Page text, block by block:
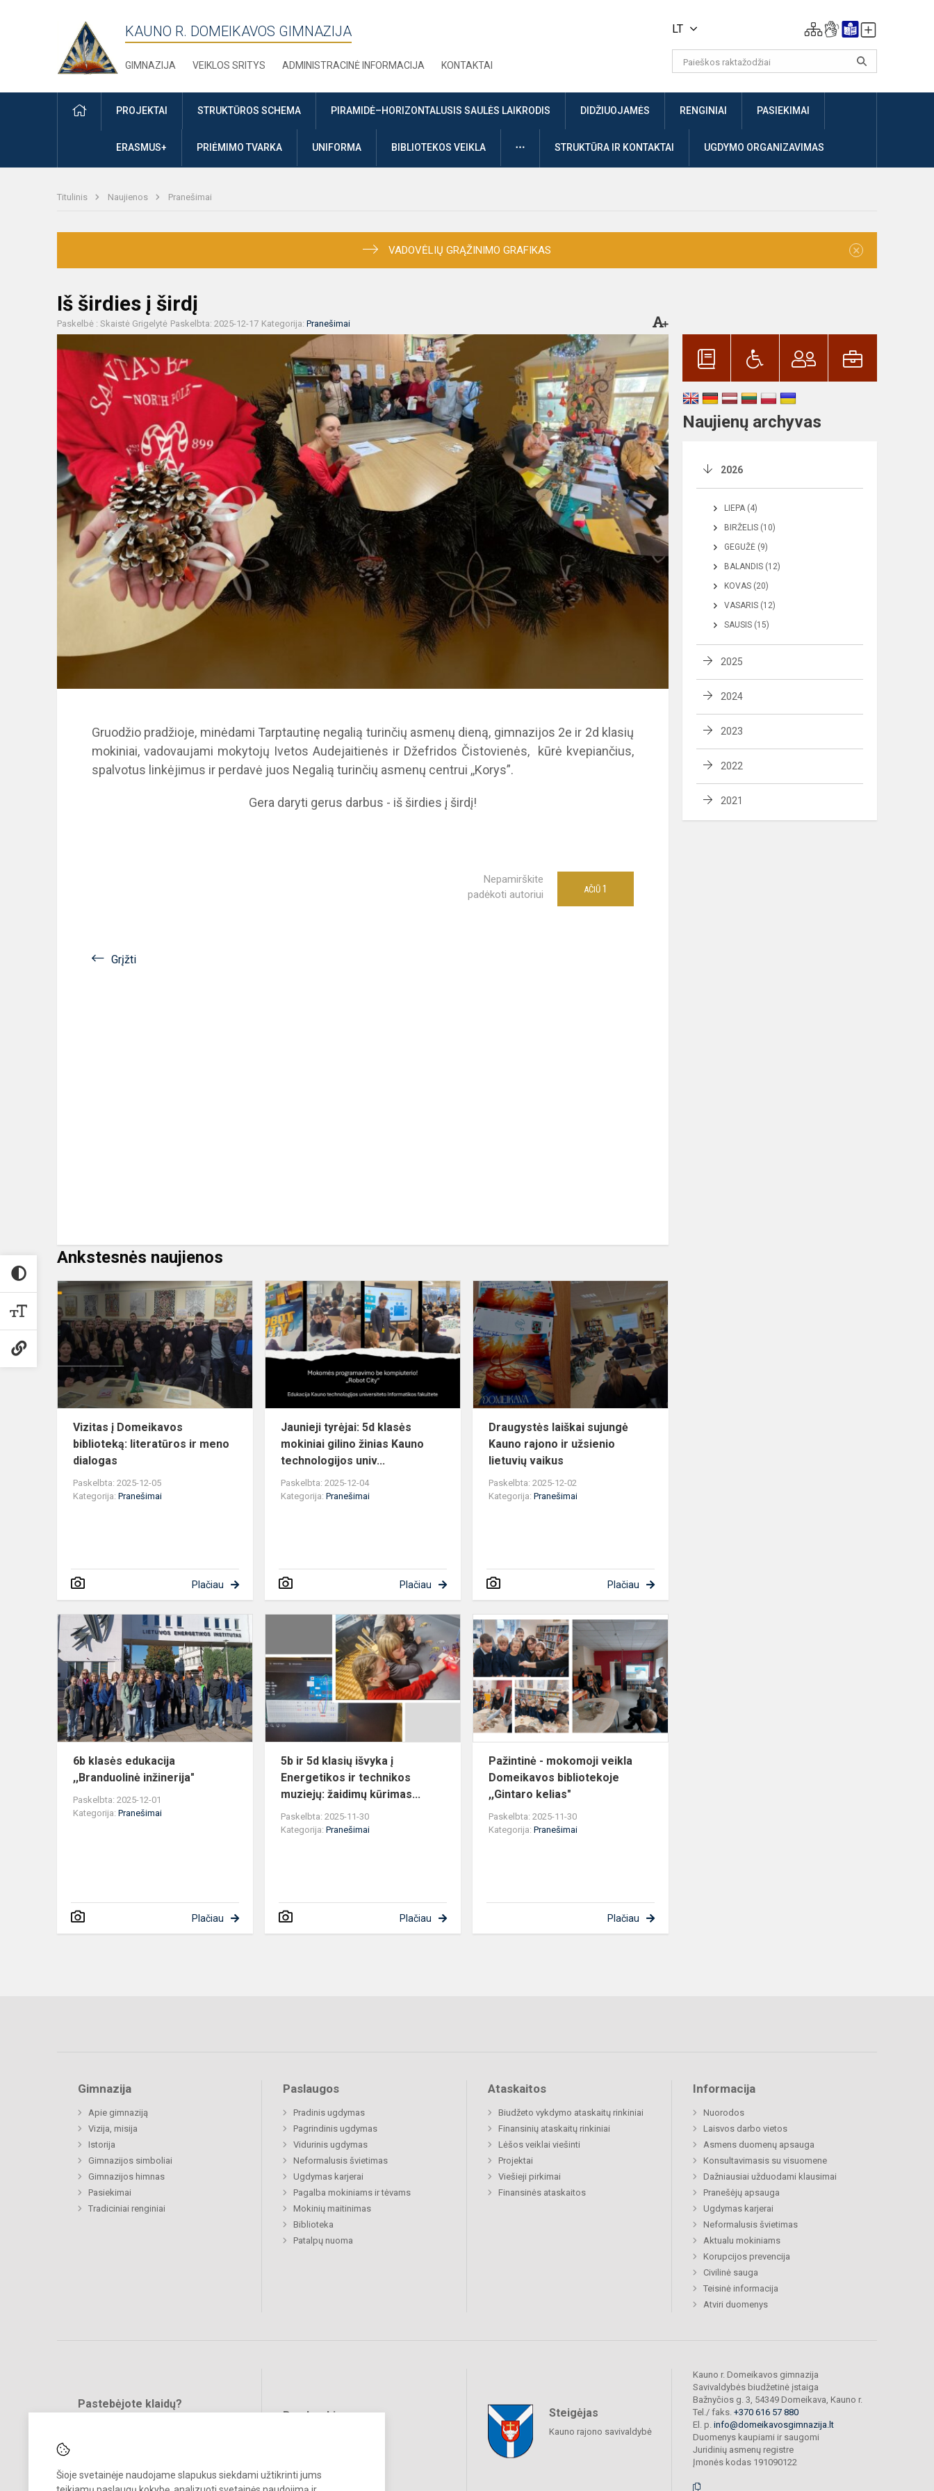
Šioje svetainėje naudojame slapukus siekdami užtikrinti jums
KAUNO R. DOMEIKAVOS GIMNAZIJA
GIMNAZIJA VEIKLOS SRITYS ADMINISTRACINĖ INFORMACIJA KONTAKTAI
LT
PRADŽIAPROJEKTAI STRUKTŪROS SCHEMA PIRAMIDĖ–HORIZONTALUSIS SAULĖS LAIKRODIS DIDŽIUOJAMĖS RENGINIAI PASIEKIMAI
ERASMUS+ PRIĖMIMO TVARKA UNIFORMA BIBLIOTEKOS VEIKLA DAUGIAUSTRUKTŪRA IR KONTAKTAI UGDYMO ORGANIZAVIMAS
Titulinis Naujienos Pranešimai
VADOVĖLIŲ GRĄŽINIMO GRAFIKAS ×
Iš širdies į širdį
Paskelbė : Skaistė Grigelytė Paskelbta: 2025-12-17 Kategorija: Pranešimai
Gruodžio pradžioje, minėdami Tarptautinę negalią turinčių asmenų dieną, gimnazijos 2e ir 2d klasių
mokiniai, vadovaujami mokytojų Ivetos Audejaitienės ir Džefridos Čistovienės, kūrė kvepiančius,
spalvotus linkėjimus ir perdavė juos Negalią turinčių asmenų centrui ,,Korys”.
Gera daryti gerus darbus - iš širdies į širdį!
Nepamirškite
padėkoti autoriui
AČIŪ 1
Grįžti
Ankstesnės naujienos
Vizitas
į
Domeikavos
biblioteką:
literatūros
ir
meno
Vizitas į Domeikavos
biblioteką: literatūros ir meno
dialogas
Paskelbta: 2025-12-05
Kategorija: Pranešimai
Plačiau
Jaunieji
tyrėjai:
5d
klasės
mokiniai
gilino
žinias
Kauno
Jaunieji tyrėjai: 5d klasės
mokiniai gilino žinias Kauno
technologijos univ...
Paskelbta: 2025-12-04
Kategorija:Pranešimai
Plačiau
laiškai
sujungė
Kauno
rajono
lietuvi...
Draugystės laiškai sujungė
Kauno rajono ir užsienio
lietuvių vaikus
Paskelbta: 2025-12-02
Kategorija:Pranešimai
Plačiau
edukacija
,,Branduolinė
inžinerija"
6b klasės edukacija
,,Branduolinė inžinerija"
Paskelbta: 2025-12-01
Kategorija: Pranešimai
Plačiau
5b
5d
klasių
išvyka
į
Energetikos
technikos
muziejų:...
5b ir 5d klasių išvyka į
Energetikos ir technikos
muziejų: žaidimų kūrimas...
Paskelbta: 2025-11-30
Kategorija:Pranešimai
Plačiau
Pažintinė
-
veikla
Domeikavos
bibliotekoje
,,Ginta...
Pažintinė - mokomoji veikla
Domeikavos bibliotekoje
,,Gintaro kelias"
Paskelbta: 2025-11-30
Kategorija:Pranešimai
Plačiau
Naujienų archyvas
2026
LIEPA (4)
BIRŽELIS (10)
GEGUŽĖ (9)
BALANDIS (12)
KOVAS (20)
VASARIS (12)
SAUSIS (15)
2025
2024
2023
2022
2021
Gimnazija
Apie gimnaziją
Vizija, misija
Istorija
Gimnazijos simboliai
Gimnazijos himnas
Pasiekimai
Tradiciniai renginiai
Paslaugos
Pradinis ugdymas
Pagrindinis ugdymas
Vidurinis ugdymas
Neformalusis švietimas
Ugdymas karjerai
Pagalba mokiniams ir tėvams
Mokinių maitinimas
Biblioteka
Patalpų nuoma
Ataskaitos
Biudžeto vykdymo ataskaitų rinkiniai
Finansinių ataskaitų rinkiniai
Lėšos veiklai viešinti
Projektai
Viešieji pirkimai
Finansinės ataskaitos
Informacija
Nuorodos
Laisvos darbo vietos
Asmens duomenų apsauga
Konsultavimasis su visuomene
Dažniausiai užduodami klausimai
Pranešėjų apsauga
Ugdymas karjerai
Neformalusis švietimas
Aktualu mokiniams
Korupcijos prevencija
Civilinė sauga
Teisinė informacija
Atviri duomenys
Pastebėjote klaidų?
Bendraukime Steigėjas
Kauno rajono savivaldybė
Kauno r. Domeikavos gimnazija
Savivaldybės biudžetinė įstaiga
Bažnyčios g. 3, 54349 Domeikava, Kauno r.
Tel./ faks. +370 616 57 880
El. p. info@domeikavosgimnazija.lt
Duomenys kaupiami ir saugomi
Juridinių asmenų registre
Įmonės kodas 191090122